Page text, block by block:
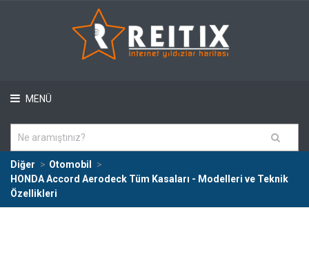
MENÜ
Diğer
Otomobil
HONDA Accord Aerodeck Tüm Kasaları - Modelleri ve Teknik
Özellikleri